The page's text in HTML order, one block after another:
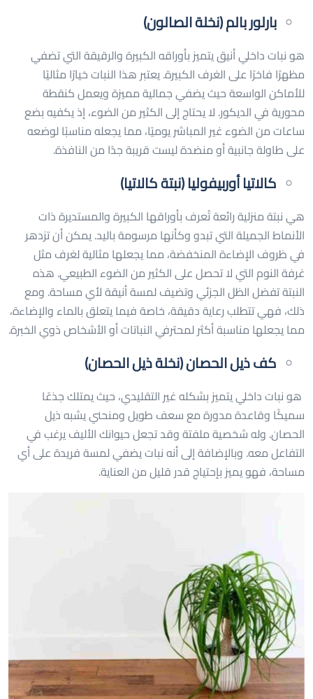
بارلور بالم (نخلة الصالون)
هو نبات داخلي أنيق يتميز بأوراقه الكبيرة والرقيقة التي تضفي
مظهرًا فاخرًا على الغرف الكبيرة. يعتبر هذا النبات خيارًا مثاليًا
للأماكن الواسعة حيث يضفي جمالية مميزة ويعمل كنقطة
محورية في الديكور. لا يحتاج إلى الكثير من الضوء، إذ يكفيه بضع
ساعات من الضوء غير المباشر يوميًا، مما يجعله مناسبًا لوضعه
على طاولة جانبية أو منضدة ليست قريبة جدًا من النافذة.
كالاتيا أوربيفوليا (نبتة كالاتيا)
هي نبتة منزلية رائعة تُعرف بأوراقها الكبيرة والمستديرة ذات
الأنماط الجميلة التي تبدو وكأنها مرسومة باليد. يمكن أن تزدهر
في ظروف الإضاءة المنخفضة، مما يجعلها مثالية لغرف مثل
غرفة النوم التي لا تحصل على الكثير من الضوء الطبيعي. هذه
النبتة تفضل الظل الجزئي وتضيف لمسة أنيقة لأي مساحة. ومع
ذلك، فهي تتطلب رعاية دقيقة، خاصة فيما يتعلق بالماء والإضاءة،
مما يجعلها مناسبة أكثر لمحترفي النباتات أو الأشخاص ذوي الخبرة.
كف ذيل الحصان (نخلة ذيل الحصان)
هو نبات داخلي يتميز بشكله غير التقليدي، حيث يمتلك جذعًا
سميكًا وقاعدة مدورة مع سعف طويل ومنحني يشبه ذيل
الحصان. وله شخصية ملفتة وقد تجعل حيوانك الأليف يرغب في
التفاعل معه. وبالإضافة إلى أنه نبات يضفي لمسة فريدة على أي
مساحة، فهو يميز بإحتياج قدر قليل من العناية.